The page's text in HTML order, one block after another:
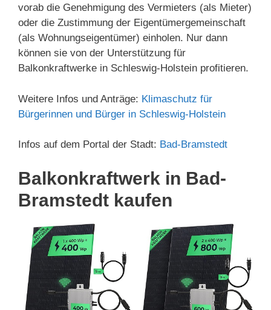
vorab die Genehmigung des Vermieters (als Mieter)
oder die Zustimmung der Eigentümergemeinschaft
(als Wohnungseigentümer) einholen. Nur dann
können sie von der Unterstützung für
Balkonkraftwerke in Schleswig-Holstein profitieren.
Weitere Infos und Anträge: Klimaschutz für
Bürgerinnen und Bürger in Schleswig-Holstein
Infos auf dem Portal der Stadt: Bad-Bramstedt
Balkonkraftwerk in Bad-
Bramstedt kaufen